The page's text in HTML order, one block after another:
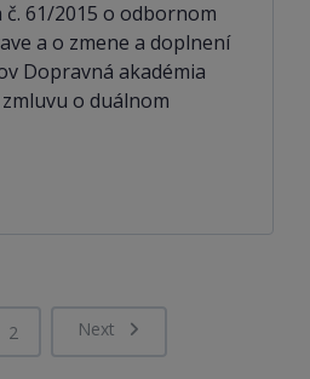
č. 61/2015 o odbornom
a o zmene a doplnení
Dopravná akadémia
o duálnom
2 Next